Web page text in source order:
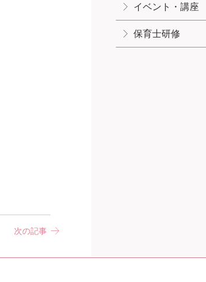
次の記事
イベント・講座
保育士研修